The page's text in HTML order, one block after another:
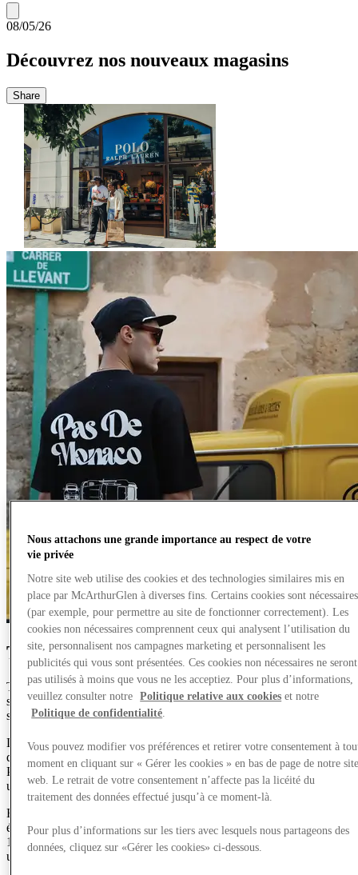
08/05/26
Découvrez nos nouveaux magasins
Share
The Label Yard : Ouverture bientôt
The Label Yard est votre destination incontournable pour le
streetwear premium et la mode moderne, réunissant cinq marques
soigneusement sélectionnées sous un même toit.
Découvrez les pièces remarquables de certaines des marques les plus
discutées aujourd’hui :
Pas De Monaco, Irasuto, Sedley et Human Race — chacun offrant
une approche distincte du style urbain contemporain.
En plus de ces marques contemporaines, The Label Yard propose
également 883 Police, la marque italienne emblématique fondée en
1955, reconnue pour son héritage, son savoir-faire et son influence
urbaine streetwear.
Nous attachons une grande importance au respect de votre
vie privée
Notre site web utilise des cookies et des technologies similaires mis en
place par McArthurGlen à diverses fins. Certains cookies sont nécessaires
(par exemple, pour permettre au site de fonctionner correctement). Les
cookies non nécessaires comprennent ceux qui analysent l’utilisation du
site, personnalisent nos campagnes marketing et personnalisent les
publicités qui vous sont présentées. Ces cookies non nécessaires ne seront
pas utilisés à moins que vous ne les acceptiez. Pour plus d’informations,
veuillez consulter notre
Politique relative aux cookies et notre
Politique de confidentialité.
Vous pouvez modifier vos préférences et retirer votre consentement à
moment en cliquant sur « Gérer les cookies » en bas de page de notre
web. Le retrait de votre consentement n’affecte pas la licéité du
traitement des données effectué jusqu’à ce moment-là.
Pour plus d’informations sur les tiers avec lesquels nous partageons des
données, cliquez sur «Gérer les cookies» ci-dessous.